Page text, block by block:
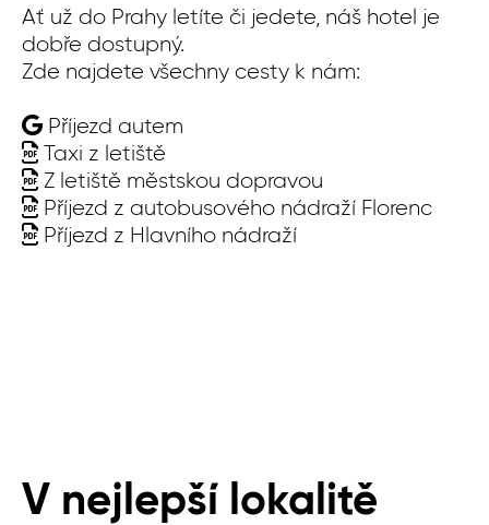
Ať už do Prahy letíte či jedete, náš hotel je
dobře dostupný.
Zde najdete všechny cesty k nám:
Příjezd autem
Taxi z letiště
Z letiště městskou dopravou
Příjezd z autobusového nádraží Florenc
Příjezd z Hlavního nádraží
V nejlepší lokalitě